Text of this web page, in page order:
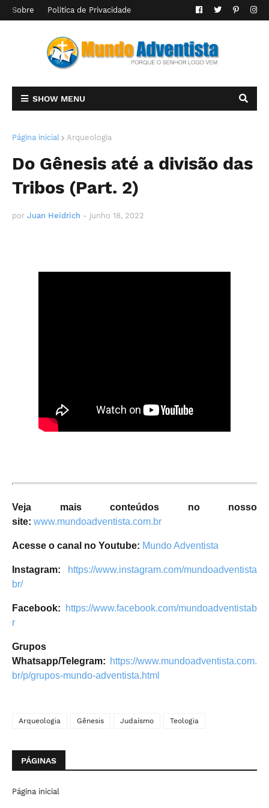
Sobre Politica de Privacidade
SHOW MENU
Página inicial Arqueologia
Do Gênesis até a divisão das
Tribos (Part. 2)
por Juan Heidrich - junho 18, 2022
Veja mais conteúdos no nosso
site: www.mundoadventista.com.br
Acesse o canal no Youtube: Mundo Adventista
Instagram:
https://www.instagram.com/mundoadventista
br/
Facebook:
https://www.facebook.com/mundoadventistab
r
Grupos
Whatsapp/Telegram: https://www.mundoadventista.com.
br/p/grupos-mundo-adventista.html
Arqueologia Gênesis Judaísmo Teologia
PÁGINAS
Página inicial